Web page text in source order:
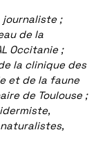
journaliste ;
de la
Occitanie ;
la clinique des
et de la faune
de Toulouse ;